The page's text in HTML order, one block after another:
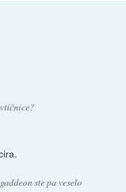
ste pa veselo